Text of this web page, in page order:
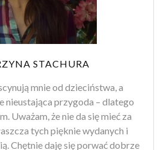
STACHURA
mnie od dzieciństwa, a
nieustająca przygoda – dlatego
Uważam, że nie da się mieć za
tych pięknie wydanych i
Chętnie daję się porwać dobrze